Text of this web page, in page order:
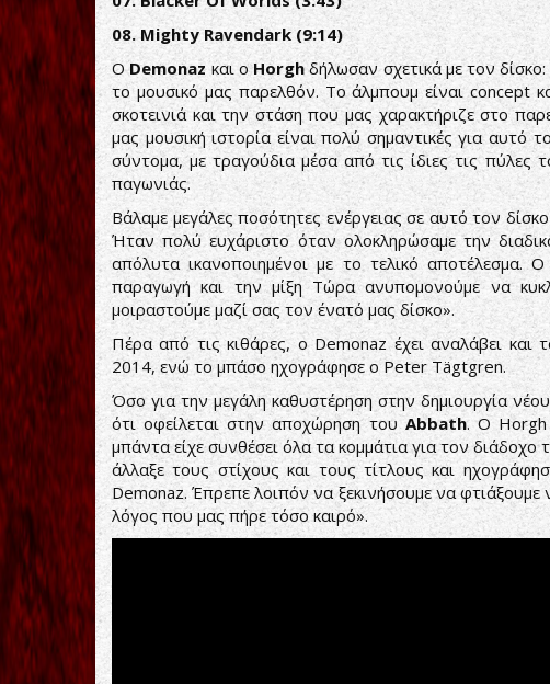
08. Mighty Ravendark (9:14)
ΟDemonazκαι οHorghδήλωσαν σχετικά με τον
το μουσικό μας παρελθόν. To άλμπουμ είναι concept
σκοτεινιά και την στάση που μας χαρακτήριζε στο
μας μουσική ιστορία είναι πολύ σημαντικές για αυτό
σύντομα, με τραγούδια μέσα από τις ίδιες τις πύλες
παγωνιάς.
Βάλαμε μεγάλες ποσότητες ενέργειας σε αυτό τον
Ήταν πολύ ευχάριστο όταν ολοκληρώσαμε την
απόλυτα ικανοποιημένοι με το τελικό αποτέλεσμα.
παραγωγή και την μίξη Τώρα ανυπομονούμε να
μοιραστούμε μαζί σας τον ένατό μας δίσκο».
Πέρα από τις κιθάρες, ο Demonaz έχει αναλάβει
2014, ενώ το μπάσο ηχογράφησε ο Peter Tägtgren.
Όσο για την μεγάλη καθυστέρηση στην δημιουργία
ότι οφείλεται στην αποχώρηση τουAbbath. Ο Horgh
μπάντα είχε συνθέσει όλα τα κομμάτια για τον
άλλαξε τους στίχους και τους τίτλους και
Demonaz. Έπρεπε λοιπόν να ξεκινήσουμε να
λόγος που μας πήρε τόσο καιρό».